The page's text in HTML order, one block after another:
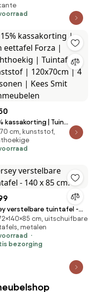
| Vierkant |
Polywood | 46x46cm |
kassakorting | Tuin
| Rechthoekig |
Kunststof | 120x70cm
| Kees Smit
cm, kunststof,
verstelbare tuintafel -
85 cm.
cm, uitschuifbare
metalen
bezorging